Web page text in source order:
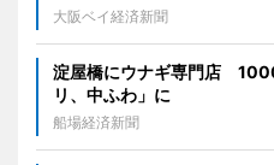
大阪ベイ経済新聞
淀屋橋にウナギ専門店
リ、中ふわ」に
船場経済新聞